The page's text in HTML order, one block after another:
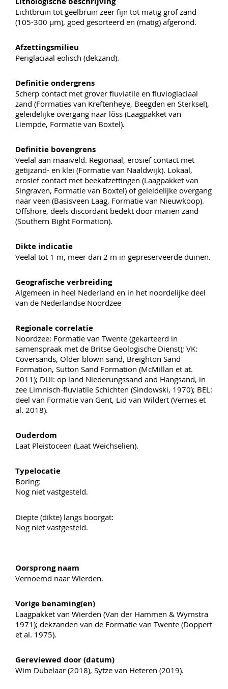
Lichtbruin tot geelbruin zeer fijn tot matig grof zand
(105-300 µm), goed gesorteerd en (matig) afgerond.
Afzettingsmilieu
Periglaciaal eolisch (dekzand).
Definitie ondergrens
Scherp contact met grover fluviatile en fluvioglaciaal
zand (Formaties van Kreftenheye, Beegden en Sterksel),
geleidelijke overgang naar löss (Laagpakket van
Liempde, Formatie van Boxtel).
Definitie bovengrens
Veelal aan maaiveld. Regionaal, erosief contact met
getijzand- en klei (Formatie van Naaldwijk). Lokaal,
erosief contact met beekafzettingen (Laagpakket van
Singraven, Formatie van Boxtel) of geleidelijke overgang
naar veen (Basisveen Laag, Formatie van Nieuwkoop).
Offshore, deels discordant bedekt door marien zand
(Southern Bight Formation).
Dikte indicatie
Veelal tot 1 m, meer dan 2 m in gepreserveerde duinen.
Geografische verbreiding
Algemeen in heel Nederland en in het noordelijke deel
van de Nederlandse Noordzee
Regionale correlatie
Noordzee: Formatie van Twente (gekarteerd in
samenspraak met de Britse Geologische Dienst); VK:
Coversands, Older blown sand, Breighton Sand
Formation, Sutton Sand Formation (McMillan et at.
2011); DUI: op land Niederungssand and Hangsand, in
zee Limnisch-fluviatile Schichten (Sindowski, 1970); BEL:
deel van Formatie van Gent, Lid van Wildert (Vernes et
al. 2018).
Ouderdom
Laat Pleistoceen (Laat Weichselien).
Typelocatie
Boring:
Nog niet vastgesteld.
Diepte (dikte) langs boorgat:
Nog niet vastgesteld.
Oorsprong naam
Vernoemd naar Wierden.
Vorige benaming(en)
Laagpakket van Wierden (Van der Hammen & Wymstra
1971); dekzanden van de Formatie van Twente (Doppert
et al. 1975).
Gereviewed door (datum)
Wim Dubelaar (2018), Sytze van Heteren (2019).